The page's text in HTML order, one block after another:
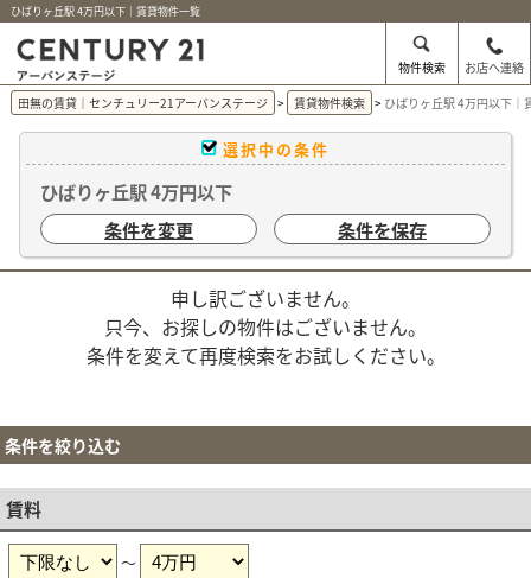
ひばりヶ丘駅 4万円以下｜賃貸物件一覧
物件検索
お店へ連絡
田無の賃貸｜センチュリー21アーバンステージ
賃貸物件検索 ひばりヶ丘駅 4万円以下｜
選択中の条件
ひばりヶ丘駅 4万円以下
条件を変更
条件を保存
申し訳ございません。
只今、お探しの物件はございません。
条件を変えて再度検索をお試しください。
条件を絞り込む
賃料
～